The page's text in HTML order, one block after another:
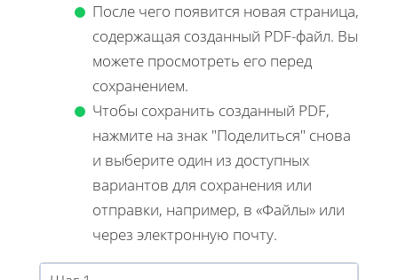
После чего появится новая страница,
содержащая созданный PDF-файл. Вы
можете просмотреть его перед
сохранением.
Чтобы сохранить созданный PDF,
нажмите на знак "Поделиться" снова
и выберите один из доступных
вариантов для сохранения или
отправки, например, в «Файлы» или
через электронную почту.